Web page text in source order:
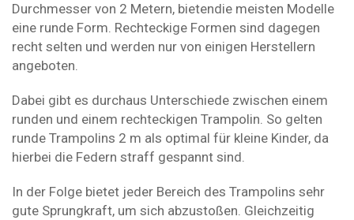
Durchmesser von 2 Metern, bietendie meisten Modelle
eine runde Form. Rechteckige Formen sind dagegen
recht selten und werden nur von einigen Herstellern
angeboten.
Dabei gibt es durchaus Unterschiede zwischen einem
runden und einem rechteckigen Trampolin. So gelten
runde Trampolins 2 m als optimal für kleine Kinder, da
hierbei die Federn straff gespannt sind.
In der Folge bietet jeder Bereich des Trampolins sehr
gute Sprungkraft, um sich abzustoßen. Gleichzeitig